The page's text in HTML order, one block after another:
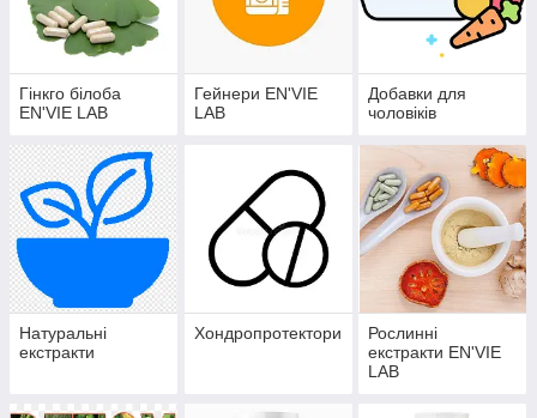
Гінкго білоба
EN'VIE LAB
Гейнери EN'VIE
LAB
Добавки для
чоловіків
Натуральні
екстракти
Хондропротектори
Рослинні
екстракти EN'VIE
LAB